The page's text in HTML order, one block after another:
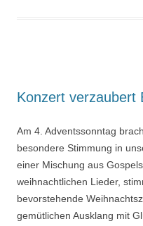
Konzert verzaubert
Am 4. Adventssonntag
besondere Stimmung in
einer Mischung aus
weihnachtlichen Lieder,
bevorstehende
gemütlichen Ausklang mit